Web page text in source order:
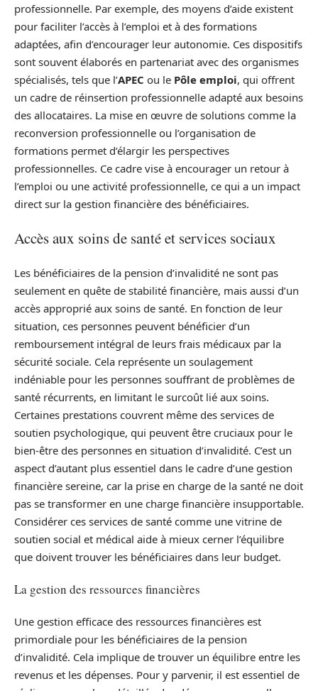
professionnelle. Par exemple, des moyens d’aide existent
pour faciliter l’accès à l’emploi et à des formations
adaptées, afin d’encourager leur autonomie. Ces dispositifs
sont souvent élaborés en partenariat avec des organismes
spécialisés, tels que l’APEC ou le Pôle emploi, qui offrent
un cadre de réinsertion professionnelle adapté aux besoins
des allocataires. La mise en œuvre de solutions comme la
reconversion professionnelle ou l’organisation de
formations permet d’élargir les perspectives
professionnelles. Ce cadre vise à encourager un retour à
l’emploi ou une activité professionnelle, ce qui a un impact
direct sur la gestion financière des bénéficiaires.
Accès aux soins de santé et services sociaux
Les bénéficiaires de la pension d’invalidité ne sont pas
seulement en quête de stabilité financière, mais aussi d’un
accès approprié aux soins de santé. En fonction de leur
situation, ces personnes peuvent bénéficier d’un
remboursement intégral de leurs frais médicaux par la
sécurité sociale. Cela représente un soulagement
indéniable pour les personnes souffrant de problèmes de
santé récurrents, en limitant le surcoût lié aux soins.
Certaines prestations couvrent même des services de
soutien psychologique, qui peuvent être cruciaux pour le
bien-être des personnes en situation d’invalidité. C’est un
aspect d’autant plus essentiel dans le cadre d’une gestion
financière sereine, car la prise en charge de la santé ne doit
pas se transformer en une charge financière insupportable.
Considérer ces services de santé comme une vitrine de
soutien social et médical aide à mieux cerner l’équilibre
que doivent trouver les bénéficiaires dans leur budget.
La gestion des ressources financières
Une gestion efficace des ressources financières est
primordiale pour les bénéficiaires de la pension
d’invalidité. Cela implique de trouver un équilibre entre les
revenus et les dépenses. Pour y parvenir, il est essentiel de